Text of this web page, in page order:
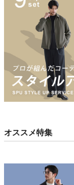
オススメ特集